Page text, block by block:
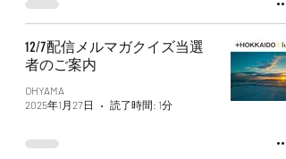
12/7配信メルマガクイズ当選
者のご案内
OHYAMA
2025年1月27日
読了時間: 1分